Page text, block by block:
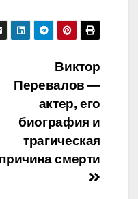
Виктор
Перевалов —
актер, его
биография и
трагическая
причина смерти